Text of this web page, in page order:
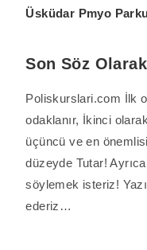
Üsküdar Pmyo
Son Söz
Poliskurslari.com İlk
odaklanır, İkinci
üçüncü ve en
düzeyde Tutar!
söylemek isteriz!
ederiz…